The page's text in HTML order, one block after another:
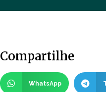
Compartilhe
WhatsApp